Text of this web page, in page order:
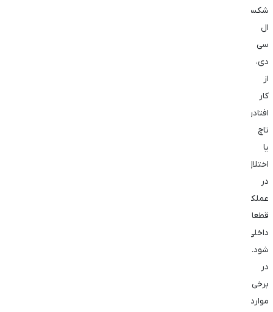
شکستگی
ال
‌سی
‌دی،
از
کار
افتادن
تاچ
یا
اختلال
در
عملکرد
قطعات
داخلی
شود.
در
برخی
موارد